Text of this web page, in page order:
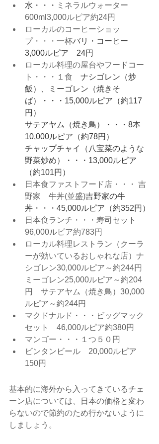
水・・・ ミネラルウォーター
600ml3,000ルピア約24円
ローカルのコーヒーショッ
プ・・・一杯バリ・コーヒー
3,000ルピア　24円
ローカル料理の屋台やフードコー
ト・・・１食 ナシゴレン（炒
飯）、ミーゴレン（焼きそ
ば）・・・15,000ルピア（約117
円）
サテアヤム（焼き鳥）・・・8本
10,000ルピア（約78円）
チャップチャイ（八宝菜のような
野菜炒め）・・・13,000ルピア
（約101円）
日本食ファストフード店・・・ 吉
野家　牛丼(並盛)吉野家の牛
丼・・・45,000ルピア（約352円）
日本食ランチ・・・寿司セット
96,000ルピア約783円
ローカル料理レストラン（クーラ
ーが効いているおしゃれな店）ナ
シゴレン30,000ルピア～約244円
ミーゴレン25,000ルピア～約204
円　サテアヤム（焼き鳥）30,000
ルピア～約244円
マクドナルド・・・ビッグマック
セット　46,000ルピア約380円
マンゴー・・・１つ５０円
ビンタンビール　20,000ルピア
150円
基本的に海外から入ってきているチェ
ーン店については、日本の価格と変わ
らないので節約のため行かないように
しましょう。